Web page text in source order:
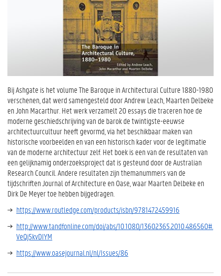
Bij Ashgate is het volume The Baroque in Architectural Culture 1880-1980
verschenen, dat werd samengesteld door Andrew Leach, Maarten Delbeke
en John Macarthur. Het werk verzamelt 20 essays die traceren hoe de
moderne geschiedschrijving van de barok de twintigste-eeuwse
architectuurcultuur heeft gevormd, via het beschikbaar maken van
historische voorbeelden en van een historisch kader voor de legitimatie
van de moderne architectuur zelf. Het boek is een van de resultaten van
een gelijknamig onderzoeksproject dat is gesteund door de Australian
Research Council. Andere resultaten zijn themanummers van de
tijdschriften Journal of Architecture en Oase, waar Maarten Delbeke en
Dirk De Meyer toe hebben bijgedragen.
https://www.routledge.com/products/isbn/9781472459916
http://www.tandfonline.com/doi/abs/10.1080/13602365.2010.486560#.
VeQj5kvDIYM
https://www.oasejournal.nl/nl/Issues/86